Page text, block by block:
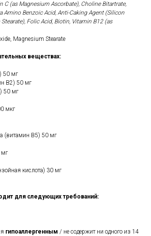
C (as Magnesium Ascorbate), Choline Bitartrate,
Amino Benzoic Acid, Anti-Caking Agent (Silicon
Folic Acid, Biotin, Vitamin B12 (as
Magnesium Stearate
веществах:
50 мг
B2) 50 мг
50 мг
мкг
(витамин B5) 50 мг
мг
кислота) 30 мг
для следующих требований:
гипоаллергенным / не содержит ни одного из 14